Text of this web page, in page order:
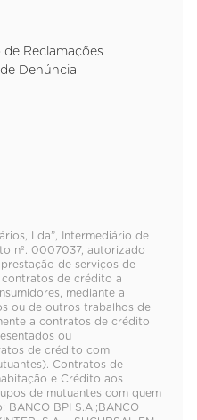
de Reclamações
Denúncia
Lda”, Intermediário de
nº. 0007037, autorizado
de serviços de
de crédito a
mediante a
ou de outros trabalhos de
a contratos de crédito
ou
de crédito com
Contratos de
e Crédito aos
de mutuantes com quem
BPI S.A.;BANCO